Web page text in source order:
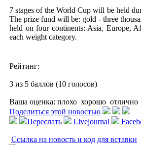
7 stages of the World Cup will be held
The prize fund will be: gold - three
held on four continents: Asia, Europe,
each weight category.
Рейтинг:
3 из 5 баллов (10 голосов)
Ваша оценка: плохо хорошо отлично
Поделиться этой новостью
Переслать
Livejournal
Ссылка на новость и код для вставки